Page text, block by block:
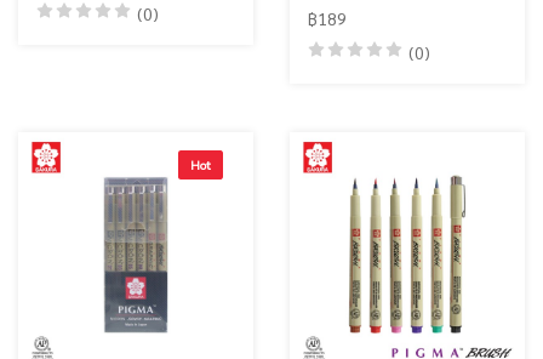
(0)
฿189
(0)
Hot